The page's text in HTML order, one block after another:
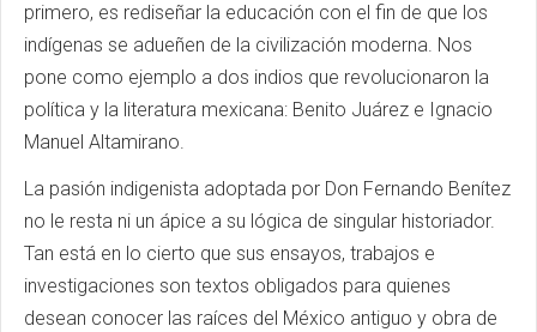
primero, es rediseñar la educación con el fin de que los
indígenas se adueñen de la civilización moderna. Nos
pone como ejemplo a dos indios que revolucionaron la
política y la literatura mexicana: Benito Juárez e Ignacio
Manuel Altamirano.
La pasión indigenista adoptada por Don Fernando Benítez
no le resta ni un ápice a su lógica de singular historiador.
Tan está en lo cierto que sus ensayos, trabajos e
investigaciones son textos obligados para quienes
desean conocer las raíces del México antiguo y obra de